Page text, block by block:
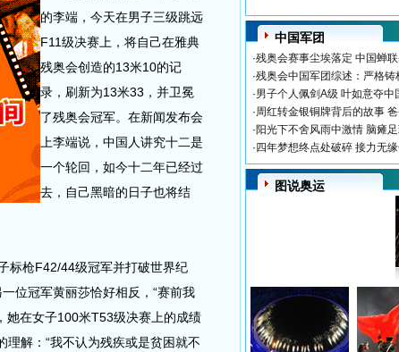
的李端，今天在男子三级跳远
F11级决赛上，将自己在雅典
残奥会创造的13米10的记
录，刷新为13米33，并卫冕
了残奥会冠军。在新闻发布会
上李端说，中国人讲究十二是
一个轮回，如今十二年已经过
去，自己黑暗的日子也将结
枪F42/44级冠军并打破世界纪
位冠军黄丽莎恰好相反，“赛前我
她在女子100米T53级决赛上的成绩
解：“我不认为残疾或是贫困就不
中国军团
·残奥会赛事尘埃落定 中国蝉
·残奥会中国军团综述：严格铸
·男子个人佩剑A级 叶如意夺中
·周红转金银铜牌背后的故事
·阳光下不舍风雨中激情 脑瘫
· 四年梦想终点处破碎 接力无
图说奥运